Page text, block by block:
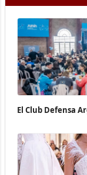
El Club Defensa